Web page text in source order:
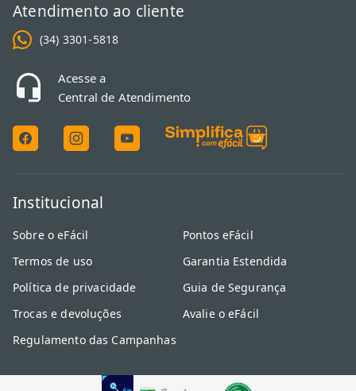
Atendimento ao cliente
(34) 3301-5818
Acesse a
Central de Atendimento
Institucional
Sobre o eFácil
Termos de uso
Política de privacidade
Trocas e devoluções
Regulamento das Campanhas
Pontos eFácil
Garantia Estendida
Guia de Segurança
Avalie o eFácil